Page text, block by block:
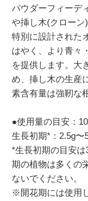
パウダーフィーデ
や挿し木(クローン
特別に設計された
はやく、より青々
を提供します。大
め、挿し木の生産
素含有量は強靭な
●使用量の目安：
生長初期*：2.5g
*生長初期の目安
期の植物は多くの
ないでください。
※開花期には使用